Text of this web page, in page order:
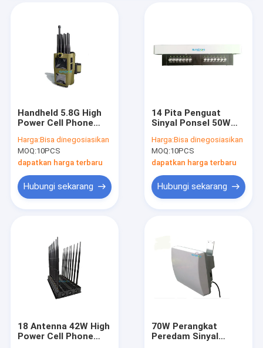
Handheld 5.8G High
Power Cell Phone
dengan 8 Band dan
Baterai 4700mAh
Harga:Bisa dinegosiasikan
MOQ:10PCS
dapatkan harga terbaru
Hubungi sekarang
14 Pita Penguat
Sinyal Ponsel 50W
Gangguan 5-30m
Harga:Bisa dinegosiasikan
MOQ:10PCS
dapatkan harga terbaru
Hubungi sekarang
18 Antenna 42W High
Power Cell Phone
70W Perangkat
Peredam Sinyal